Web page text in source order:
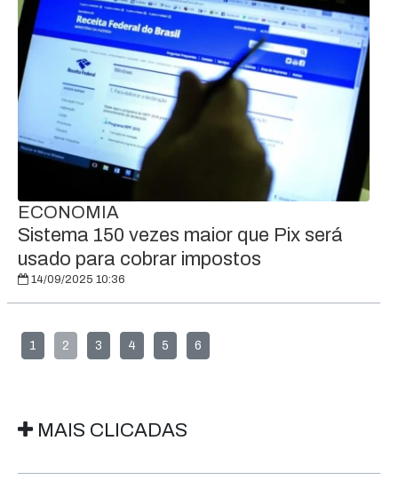
ECONOMIA
Sistema 150 vezes maior que Pix será
usado para cobrar impostos
14/09/2025 10:36
1 2 3 4 5 6
MAIS CLICADAS